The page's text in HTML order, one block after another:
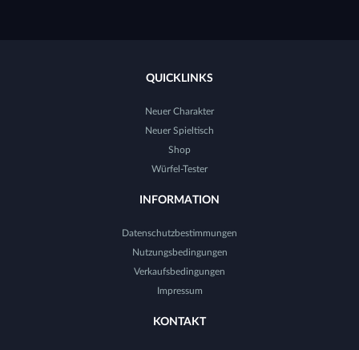
QUICKLINKS
Neuer Charakter
Neuer Spieltisch
Shop
Würfel-Tester
INFORMATION
Datenschutzbestimmungen
Nutzungsbedingungen
Verkaufsbedingungen
Impressum
KONTAKT